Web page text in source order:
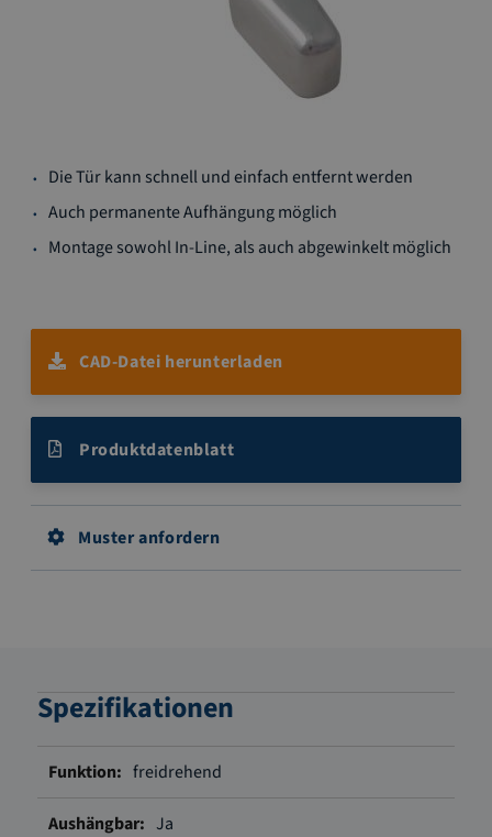
Anfang
der
springen
Die Tür kann schnell und einfach entfernt werden
Auch permanente Aufhängung möglich
Montage sowohl In-Line, als auch abgewinkelt möglich
CAD-Datei herunterladen
Produktdatenblatt
Muster anfordern
Spezifikationen
Informationen freidrehend
Ja